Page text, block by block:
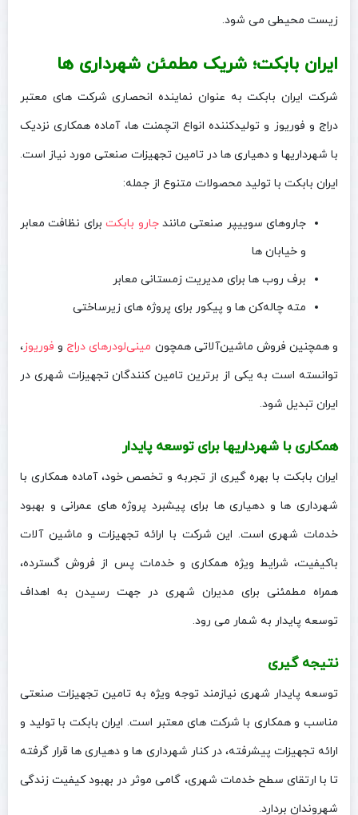
زیست محیطی می‌ شود.
ایران بابکت؛ شریک مطمئن شهرداری‌ ها
شرکت ایران بابکت به عنوان نماینده انحصاری شرکت‌ های معتبر
دراج و فوریوز و تولیدکننده انواع اتچمنت‌ ها، آماده همکاری نزدیک
با شهرداریها و دهیاری‌ ها در تامین تجهیزات صنعتی مورد نیاز است.
ایران بابکت با تولید محصولات متنوع از جمله:
جاروهای سوییپر صنعتی مانندجارو بابکتبرای نظافت معابر
و خیابان‌ ها
برف روب‌ ها برای مدیریت زمستانی معابر
مته چاله‌کن‌ ها و پیکور برای پروژه‌ های زیرساختی
و همچنین فروش ماشین‌آلاتی همچون مینی‌لودرهای دراج و فوریوز،
توانسته است به یکی از برترین تامین‌ کنندگان تجهیزات شهری در
ایران تبدیل شود.
همکاری با شهرداریها برای توسعه پایدار
ایران بابکت با بهره‌ گیری از تجربه و تخصص خود، آماده همکاری با
شهرداری ها و دهیاری‌ ها برای پیشبرد پروژه‌ های عمرانی و بهبود
خدمات شهری است. این شرکت با ارائه تجهیزات و ماشین‌ آلات
باکیفیت، شرایط ویژه همکاری و خدمات پس از فروش گسترده،
همراه مطمئنی برای مدیران شهری در جهت رسیدن به اهداف
توسعه پایدار به شمار می‌ رود.
نتیجه‌ گیری
توسعه پایدار شهری نیازمند توجه ویژه به تامین تجهیزات صنعتی
مناسب و همکاری با شرکت‌ های معتبر است. ایران بابکت با تولید و
ارائه تجهیزات پیشرفته، در کنار شهرداری‌ ها و دهیاری‌ ها قرار گرفته
تا با ارتقای سطح خدمات شهری، گامی موثر در بهبود کیفیت زندگی
شهروندان بردارد.